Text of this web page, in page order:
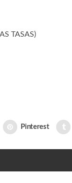
TASAS)
Pinterest